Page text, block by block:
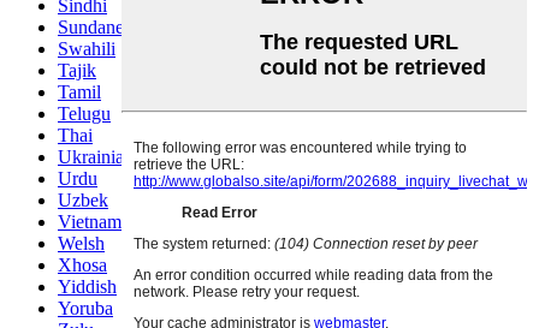
Sindhi
Sundanese
Swahili
Tajik
Tamil
Telugu
Thai
Ukrainian
Urdu
Uzbek
Vietnamese
Welsh
Xhosa
Yiddish
Yoruba